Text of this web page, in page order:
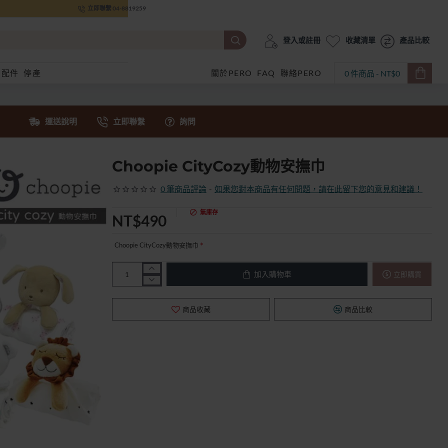
立即聯繫 04-8819259
登入或註冊 收藏清單 產品比較
配件 停產 關於PERO FAQ 聯絡PERO 0 件商品 - NT$0
運送說明 立即聯繫 詢問
Choopie CityCozy動物安撫巾
0 筆商品評論 - 如果您對本商品有任何問題，請在此留下您的意見和建議！
NT$490 無庫存
Choopie CityCozy動物安撫巾
加入購物車 立即購買
商品收藏 商品比較